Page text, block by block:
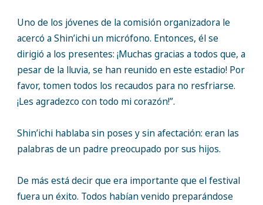
Uno de los jóvenes de la comisión organizadora le
acercó a Shin’ichi un micrófono. Entonces, él se
dirigió a los presentes: ¡Muchas gracias a todos que, a
pesar de la lluvia, se han reunido en este estadio! Por
favor, tomen todos los recaudos para no resfriarse.
¡Les agradezco con todo mi corazón!”.
Shin’ichi hablaba sin poses y sin afectación: eran las
palabras de un padre preocupado por sus hijos.
De más está decir que era importante que el festival
fuera un éxito. Todos habían venido preparándose